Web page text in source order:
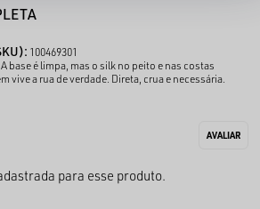
100469301
base é limpa, mas o silk no peito e nas costas
vive a rua de verdade. Direta, crua e necessária.
para esse produto.